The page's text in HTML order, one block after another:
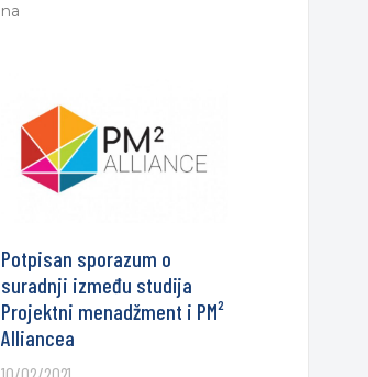
na
Potpisan sporazum o
suradnji između studija
Projektni menadžment i PM²
Alliancea